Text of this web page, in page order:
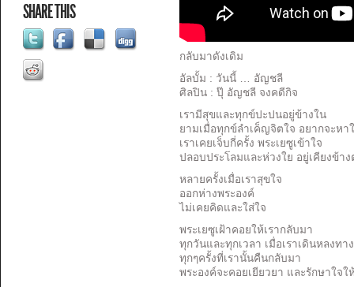
SHARE THIS
กลับมาดังเดิม
อัลบั้ม : วันนี้… อัญชลี
ศิลปิน: ปุ๊ อัญชลี จงคดีกิจ
เรามีสุขและทุกข์ปะปนอยู่ข้างใน
ยามเมื่อทุกข์ลำเค็ญจิตใจ อยากจะหา
เราเคยเจ็บกี่ครั้ง พระเยซูเข้าใจ
ปลอบประโลมและห่วงใย อยู่เคียงข้า
หลายครั้งเมื่อเราสุขใจ
ออกห่างพระองค์
ไม่เคยคิดและใส่ใจ
พระเยซูเฝ้าคอยให้เรากลับมา
ทุกวันและทุกเวลา เมื่อเราเดินหลงทา
ทุกๆครั้งที่เรานั้นคืนกลับมา
พระองค์จะคอยเยียวยา และรักษาใจใ